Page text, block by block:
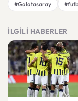
#Galatasaray
İLGILI HABERLER